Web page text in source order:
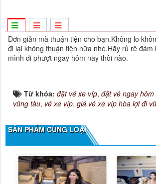
Đơn giản mà thuận tiện cho bạn.Không lo
đi lại không thuận tiện nữa nhé.Hãy rủ rê đám
mình đi phượt ngay hôm nay thôi nào.
Từ khóa: đặt vé xe víp, đặt vé ngay hôm
vũng tàu, vé xe víp, giá vé xe víp hòa lợi đi
SẢN PHẨM CÙNG LOẠI